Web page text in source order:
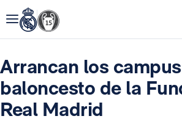
Arrancan los
baloncesto de la
Real Madrid